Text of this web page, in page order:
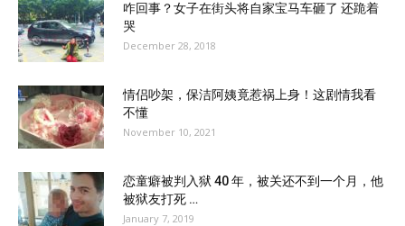
咋回事？女子在街头将自家宝马车砸了 还跪着
哭
December 28, 2018
情侣吵架，保洁阿姨竟惹祸上身！这剧情我看
不懂
November 10, 2021
恋童癖被判入狱 40 年，被关还不到一个月，他
被狱友打死 …
January 7, 2019